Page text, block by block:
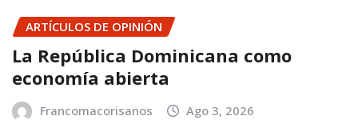
ARTÍCULOS DE OPINIÓN
La República Dominicana como
economía abierta
Francomacorisanos Ago 3, 2026